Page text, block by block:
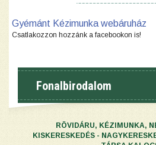
Gyémánt Kézimunka webáruház
Csatlakozzon hozzánk a facebookon is!
Fonalbirodalom
RÖVIDÁRU, KÉZIMUNKA,
KISKERESKEDÉS -